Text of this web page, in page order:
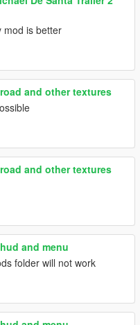
mod is better
and other textures
and other textures
and menu
folder will not work